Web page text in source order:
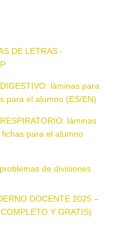
DE LETRAS -
láminas para
para el alumno (ES/EN)
láminas
para el alumno
de divisiones
DOCENTE 2025 –
Y GRATIS)